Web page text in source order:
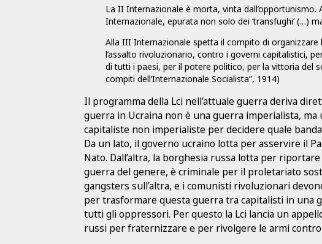
La II Internazionale è morta, vinta dall’opportunismo.
Internazionale, epurata non solo dei ‘transfughi’ (…)
Alla III Internazionale spetta il compito di
l’assalto rivoluzionario, contro i governi capitalistici,
di tutti i paesi, per il potere politico, per la vittoria del
compiti dell’Internazionale Socialista”, 1914)
Il programma della Lci nell’attuale guerra deriva
guerra in Ucraina non è una guerra imperialista,
capitaliste non imperialiste per decidere quale
Da un lato, il governo ucraino lotta per asservire il
Nato. Dall’altra, la borghesia russa lotta per
guerra del genere, è criminale per il proletariato
gangsters sull’altra, e i comunisti rivoluzionari
per trasformare questa guerra tra capitalisti in una
tutti gli oppressori. Per questo la Lci lancia un
russi per fraternizzare e per rivolgere le armi